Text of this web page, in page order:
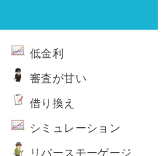
低金利
審査が甘い
借り換え
シミュレーション
リバースモーゲージ